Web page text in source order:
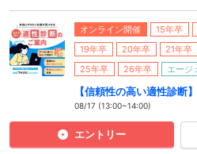
オンライン開催 15年卒
19年卒
20年卒 21年卒
25年卒
26年卒 エージ
【信頼性の高い適性診断
08/17 (13:00~14:00)
エントリー